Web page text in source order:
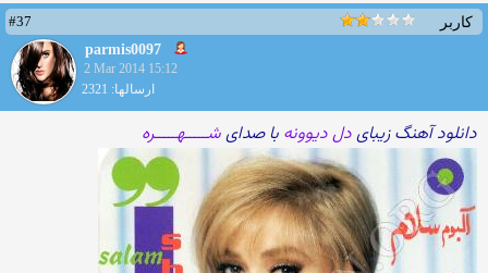
کاربر
#37
parmis0097
2 Mar 2014 15:12
ارسالها: 2321
دانلود آهنگ زیبایدل دیوونه با صدایشـــــهـــــره